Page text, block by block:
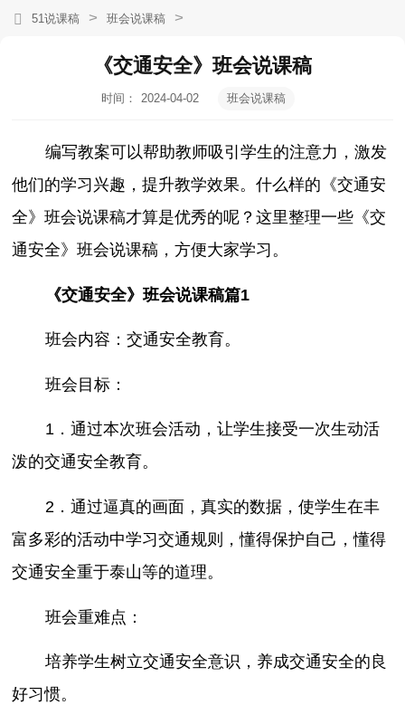
51说课稿 > 班会说课稿 >
《交通安全》班会说课稿
时间：
2024-04-02
班会说课稿
编写教案可以帮助教师吸引学生的注意力，激发
他们的学习兴趣，提升教学效果。什么样的《交通安
全》班会说课稿才算是优秀的呢？这里整理一些《交
通安全》班会说课稿，方便大家学习。
《交通安全》班会说课稿篇1
班会内容：交通安全教育。
班会目标：
1．通过本次班会活动，让学生接受一次生动活
泼的交通安全教育。
2．通过逼真的画面，真实的数据，使学生在丰
富多彩的活动中学习交通规则，懂得保护自己，懂得
交通安全重于泰山等的道理。
班会重难点：
培养学生树立交通安全意识，养成交通安全的良
好习惯。